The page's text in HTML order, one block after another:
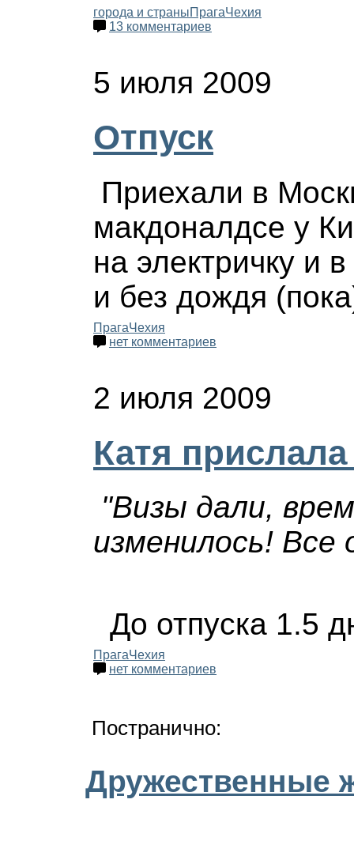
города и страныПрагаЧехия
13 комментариев
5 июля 2009
Отпуск
Приехали в
макдоналдсе у
на электричку и
и без дождя
ПрагаЧехия
нет комментариев
2 июля 2009
Катя
"Визы дали,
изменилось! Все
До отпуска 1.5
ПрагаЧехия
нет комментариев
Постранично:
Дружественные